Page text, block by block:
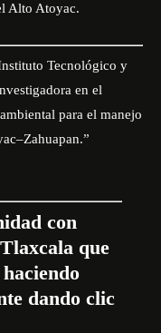
Alto Atoyac.
Tecnológico y
en el
para el manejo
con
que
dando clic